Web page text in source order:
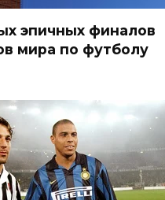
эпичных финалов
мира по футболу